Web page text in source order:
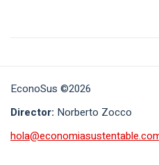
EconoSus ©2026
Director: Norberto Zocco